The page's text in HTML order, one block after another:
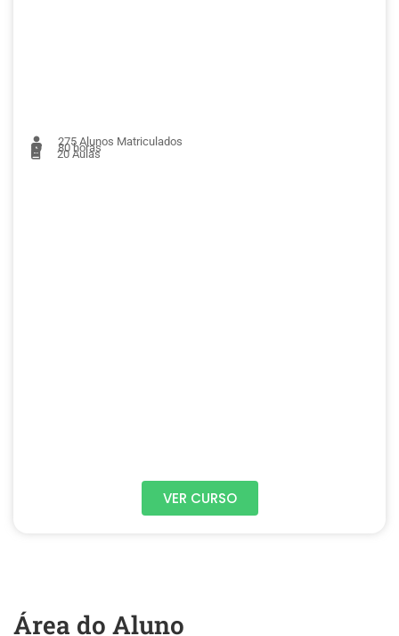
275 Alunos Matriculados
80 horas
20Aulas
VER CURSO
Área do Aluno